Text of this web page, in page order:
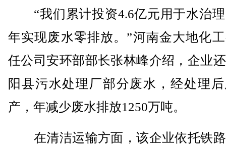
“我们累计投资4.6亿元用于水治理
年实现废水零排放。”河南金大地化
任公司安环部部长张林峰介绍，企业
阳县污水处理厂部分废水，经处理
产，年减少废水排放1250万吨。
在清洁运输方面，该企业依托铁